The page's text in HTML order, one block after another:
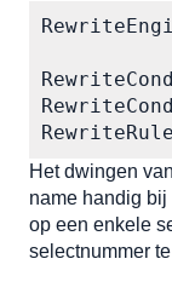
Het dwingen
name handig
op een enkele
selectnummer